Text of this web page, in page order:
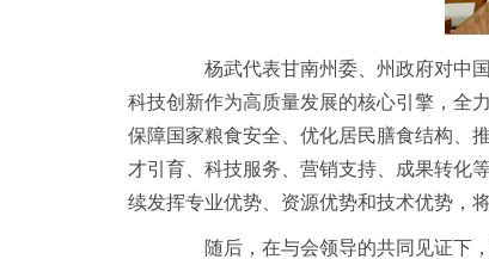
杨武代表甘南州委、州政府对中国
科技创新作为高质量发展的核心引擎，全
保障国家粮食安全、优化居民膳食结构、
才引育、科技服务、营销支持、成果转化
续发挥专业优势、资源优势和技术优势，
随后，在与会领导的共同见证下，